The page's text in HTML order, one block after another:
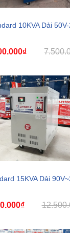
10KVA Dải 50V-
15KVA Dải